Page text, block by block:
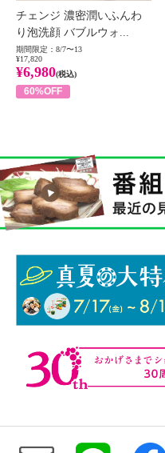
チェンジ 濃密潤いふんわ
り泡洗顔 バブルウォ...
期間限定：8/7〜13
¥17,820
¥6,980(税込)
60%OFF